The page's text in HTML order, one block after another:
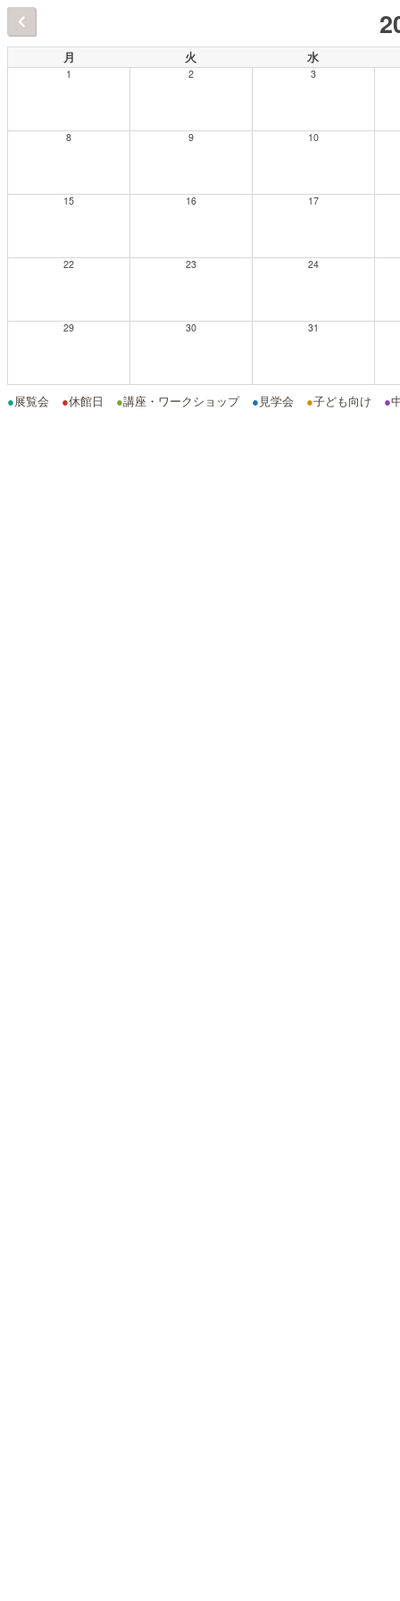
月 火 水
1 2 3
8 9 10
15 16 17
22 23 24
29 30 31
●展覧会 ●休館日 ●講座・ワークショップ ● 見学会 ●子ども向け ●